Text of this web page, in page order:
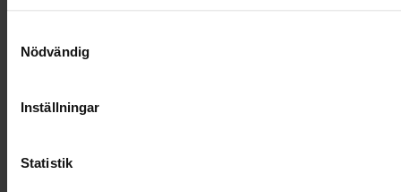
Nödvändig
Inställningar
Statistik